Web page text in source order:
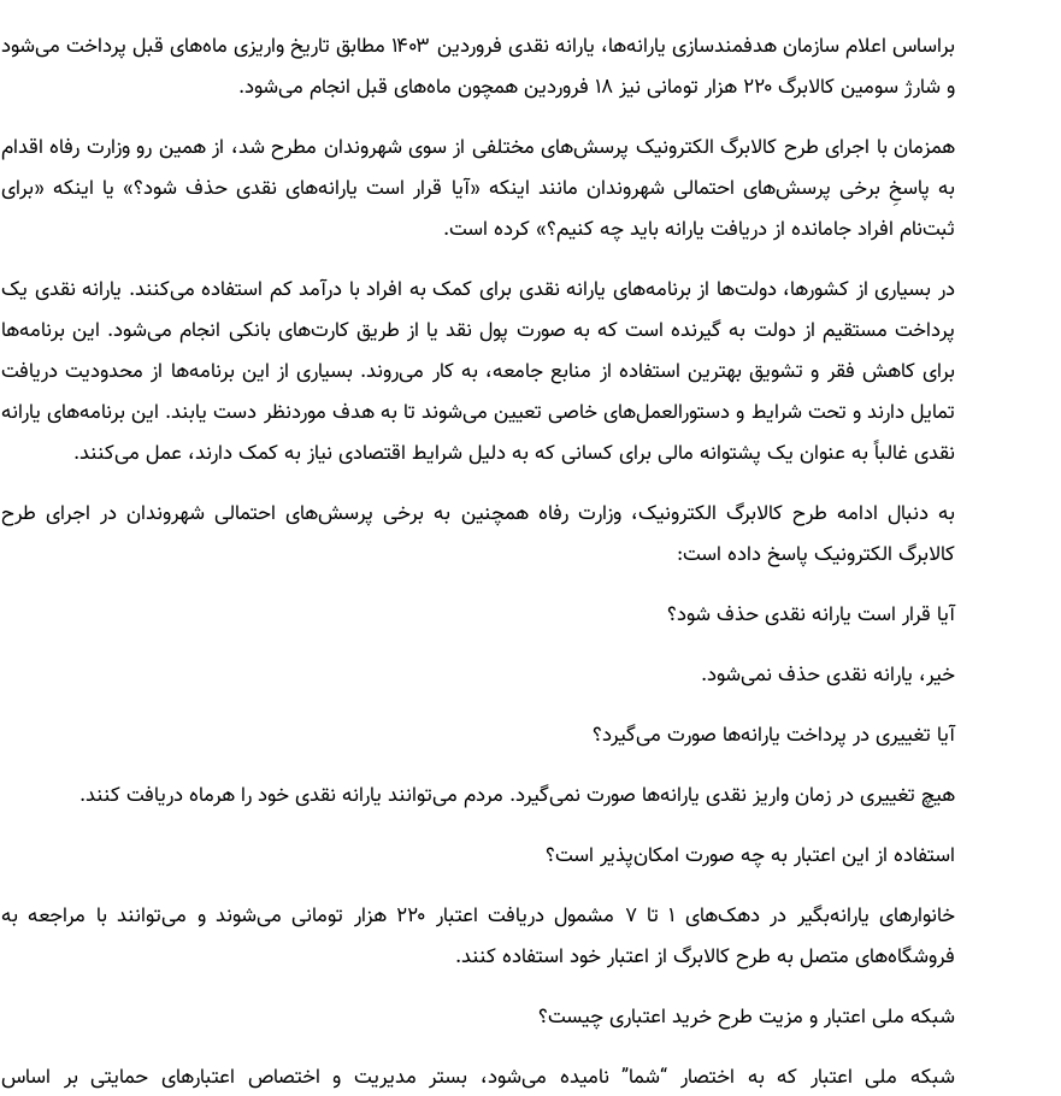
براساس اعلام سازمان هدفمندسازی یارانه‌ها، یارانه نقدی فروردین ۱۴۰۳ مطابق تاریخ واریزی ماه‌های قبل پرداخت می‌شود
و شارژ سومین کالابرگ ۲۲۰ هزار تومانی نیز ۱۸ فروردین همچون ماه‌های قبل انجام می‌شود.
همزمان با اجرای طرح کالابرگ الکترونیک پرسش‌های مختلفی از سوی شهروندان مطرح شد، از همین رو وزارت رفاه اقدام
به پاسخِ برخی پرسش‌های احتمالی شهروندان مانند اینکه «آیا قرار است یارانه‌های نقدی حذف شود؟» یا اینکه «برای
ثبت‌نام افراد جامانده از دریافت یارانه باید چه کنیم؟» کرده است.
در بسیاری از کشورها، دولت‌ها از برنامه‌های یارانه نقدی برای کمک به افراد با درآمد کم استفاده می‌کنند. یارانه نقدی یک
پرداخت مستقیم از دولت به گیرنده است که به صورت پول نقد یا از طریق کارت‌های بانکی انجام می‌شود. این برنامه‌ها
برای کاهش فقر و تشویق بهترین استفاده از منابع جامعه، به کار می‌روند. بسیاری از این برنامه‌ها از محدودیت دریافت
تمایل دارند و تحت شرایط و دستورالعمل‌های خاصی تعیین می‌شوند تا به هدف موردنظر دست یابند. این برنامه‌های یارانه
نقدی غالباً به عنوان یک پشتوانه مالی برای کسانی که به دلیل شرایط اقتصادی نیاز به کمک دارند، عمل می‌کنند.
به دنبال ادامه طرح کالابرگ الکترونیک، وزارت رفاه همچنین به برخی پرسش‌های احتمالی شهروندان در اجرای طرح
کالابرگ الکترونیک پاسخ داده است:
آیا قرار است یارانه نقدی حذف شود؟
خیر، یارانه نقدی حذف نمی‌شود.
آیا تغییری در پرداخت یارانه‌ها صورت می‌گیرد؟
هیچ تغییری در زمان واریز نقدی یارانه‌ها صورت نمی‌گیرد. مردم می‌توانند یارانه نقدی خود را هرماه دریافت کنند.
استفاده از این اعتبار به چه صورت امکان‌پذیر است؟
خانوارهای یارانه‌بگیر در دهک‌های ۱ تا ۷ مشمول دریافت اعتبار ۲۲۰ هزار تومانی می‌شوند و می‌توانند با مراجعه به
فروشگاه‌های متصل به طرح کالابرگ از اعتبار خود استفاده کنند.
شبکه ملی اعتبار و مزیت طرح خرید اعتباری چیست؟
شبکه ملی اعتبار که به اختصار “شما” نامیده می‌شود، بستر مدیریت و اختصاص اعتبارهای حمایتی بر اساس